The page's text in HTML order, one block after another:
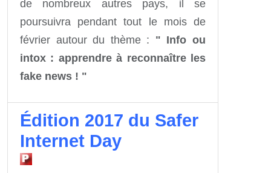
de nombreux autres pays, il se
poursuivra pendant tout le mois de
février autour du thème : " Info ou
intox : apprendre à reconnaître les
fake news ! "
Édition 2017 du Safer
Internet Day